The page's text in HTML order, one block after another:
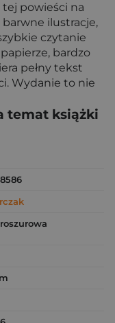
powieści na
barwne ilustracje,
czytanie
bardzo
pełny tekst
Wydanie to nie
temat książki